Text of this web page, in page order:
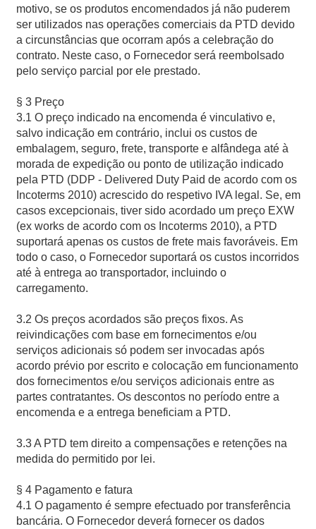
motivo, se os produtos encomendados já não puderem
ser utilizados nas operações comerciais da PTD devido
a circunstâncias que ocorram após a celebração do
contrato. Neste caso, o Fornecedor será reembolsado
pelo serviço parcial por ele prestado.
§ 3 Preço
3.1 O preço indicado na encomenda é vinculativo e,
salvo indicação em contrário, inclui os custos de
embalagem, seguro, frete, transporte e alfândega até à
morada de expedição ou ponto de utilização indicado
pela PTD (DDP - Delivered Duty Paid de acordo com os
Incoterms 2010) acrescido do respetivo IVA legal. Se, em
casos excepcionais, tiver sido acordado um preço EXW
(ex works de acordo com os Incoterms 2010), a PTD
suportará apenas os custos de frete mais favoráveis. Em
todo o caso, o Fornecedor suportará os custos incorridos
até à entrega ao transportador, incluindo o
carregamento.
3.2 Os preços acordados são preços fixos. As
reivindicações com base em fornecimentos e/ou
serviços adicionais só podem ser invocadas após
acordo prévio por escrito e colocação em funcionamento
dos fornecimentos e/ou serviços adicionais entre as
partes contratantes. Os descontos no período entre a
encomenda e a entrega beneficiam a PTD.
3.3 A PTD tem direito a compensações e retenções na
medida do permitido por lei.
§ 4 Pagamento e fatura
4.1 O pagamento é sempre efectuado por transferência
bancária. O Fornecedor deverá fornecer os dados